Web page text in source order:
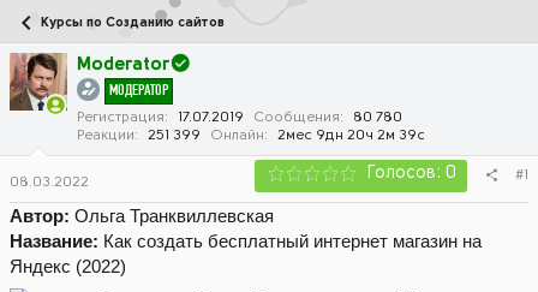
о
р
т
е
т
а
а
ч
а
л
а
Курсы по Созданию сайтов
Moderator
МОДЕРАТОР
Регистрация 17.07.2019 Сообщения
80 780
Реакции
251 399 Онлайн 2мес 9дн 20ч 2м 39с
08.03.2022 Голосов: 0 #1
Автор: Ольга Транквиллевская
Название: Как создать бесплатный интернет магазин на
Яндекс (2022)